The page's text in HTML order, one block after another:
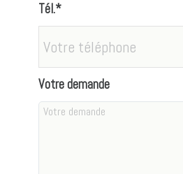
Tél.*
Votre demande